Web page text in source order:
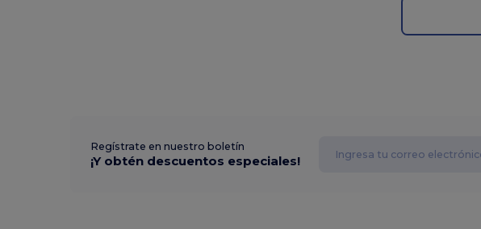
Regístrate en nuestro boletín
¡Y obtén descuentos especiales!